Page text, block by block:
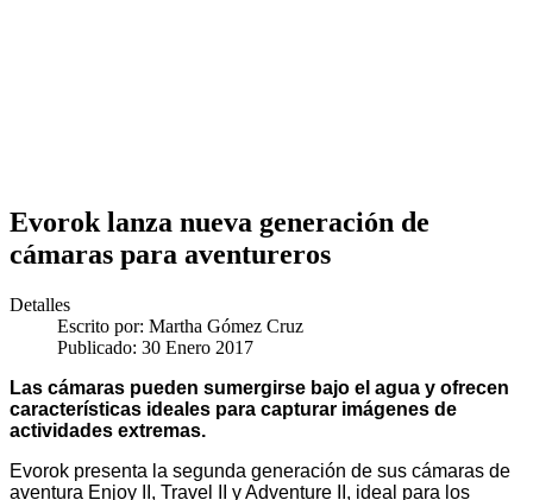
Evorok lanza nueva generación de
cámaras para aventureros
Detalles
Escrito por: Martha Gómez Cruz
Publicado: 30 Enero 2017
Las cámaras pueden sumergirse bajo el agua y ofrecen
características ideales para capturar imágenes de
actividades extremas.
Evorok presenta la segunda generación de sus cámaras de
aventura Enjoy II, Travel II y Adventure II, ideal para los